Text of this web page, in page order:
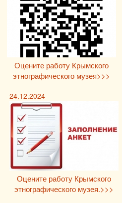
Оцените работу Крымского
этнографического музея>>>
24.12.2024
Оцените работу Крымского
этнографического музея.>>>